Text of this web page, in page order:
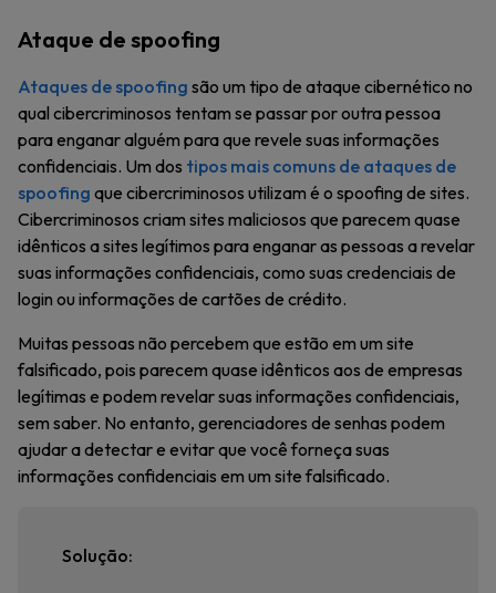
Ataque de spoofing
Ataques de spoofing são um tipo de ataque cibernético no
qual cibercriminosos tentam se passar por outra pessoa
para enganar alguém para que revele suas informações
confidenciais. Um dos tipos mais comuns de ataques de
spoofing que cibercriminosos utilizam é o spoofing de sites.
Cibercriminosos criam sites maliciosos que parecem quase
idênticos a sites legítimos para enganar as pessoas a revelar
suas informações confidenciais, como suas credenciais de
login ou informações de cartões de crédito.
Muitas pessoas não percebem que estão em um site
falsificado, pois parecem quase idênticos aos de empresas
legítimas e podem revelar suas informações confidenciais,
sem saber. No entanto, gerenciadores de senhas podem
ajudar a detectar e evitar que você forneça suas
informações confidenciais em um site falsificado.
Solução: